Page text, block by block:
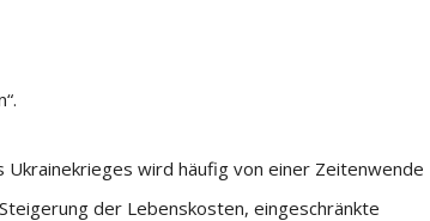
Ukrainekrieges wird häufig von einer Zeitenwende
der Lebenskosten, eingeschränkte